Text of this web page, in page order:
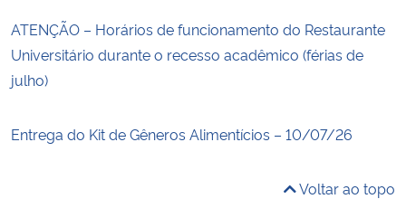
ATENÇÃO – Horários de funcionamento do Restaurante
Universitário durante o recesso acadêmico (férias de
julho)
Entrega do Kit de Gêneros Alimentícios – 10/07/26
Voltar ao topo